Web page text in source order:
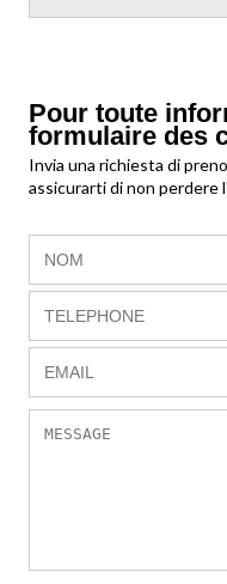
Pour toute
formulaire des
Invia una richiesta di
assicurarti di non perdere